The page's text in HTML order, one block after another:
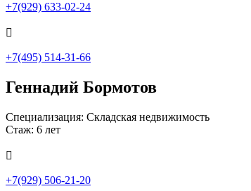
+7(929) 633-02-24

+7(495) 514-31-66
Геннадий Бормотов
Специализация: Складская недвижимость
Стаж: 6 лет

+7(929) 506-21-20